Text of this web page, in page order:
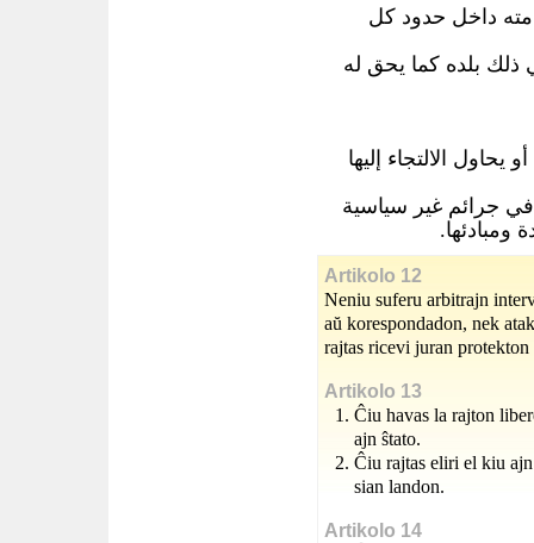
داخل حدود كل
ذلك بلده كما يحق له
الالتجاء إليها
في جرائم غير سياسية
ومبادئها.
Artikolo 12
Neniu suferu arbitrajn
aŭ korespondadon, nek
rajtas ricevi juran
Artikolo 13
Ĉiu havas la rajton
ajn ŝtato.
Ĉiu rajtas eliri el kiu
sian landon.
Artikolo 14